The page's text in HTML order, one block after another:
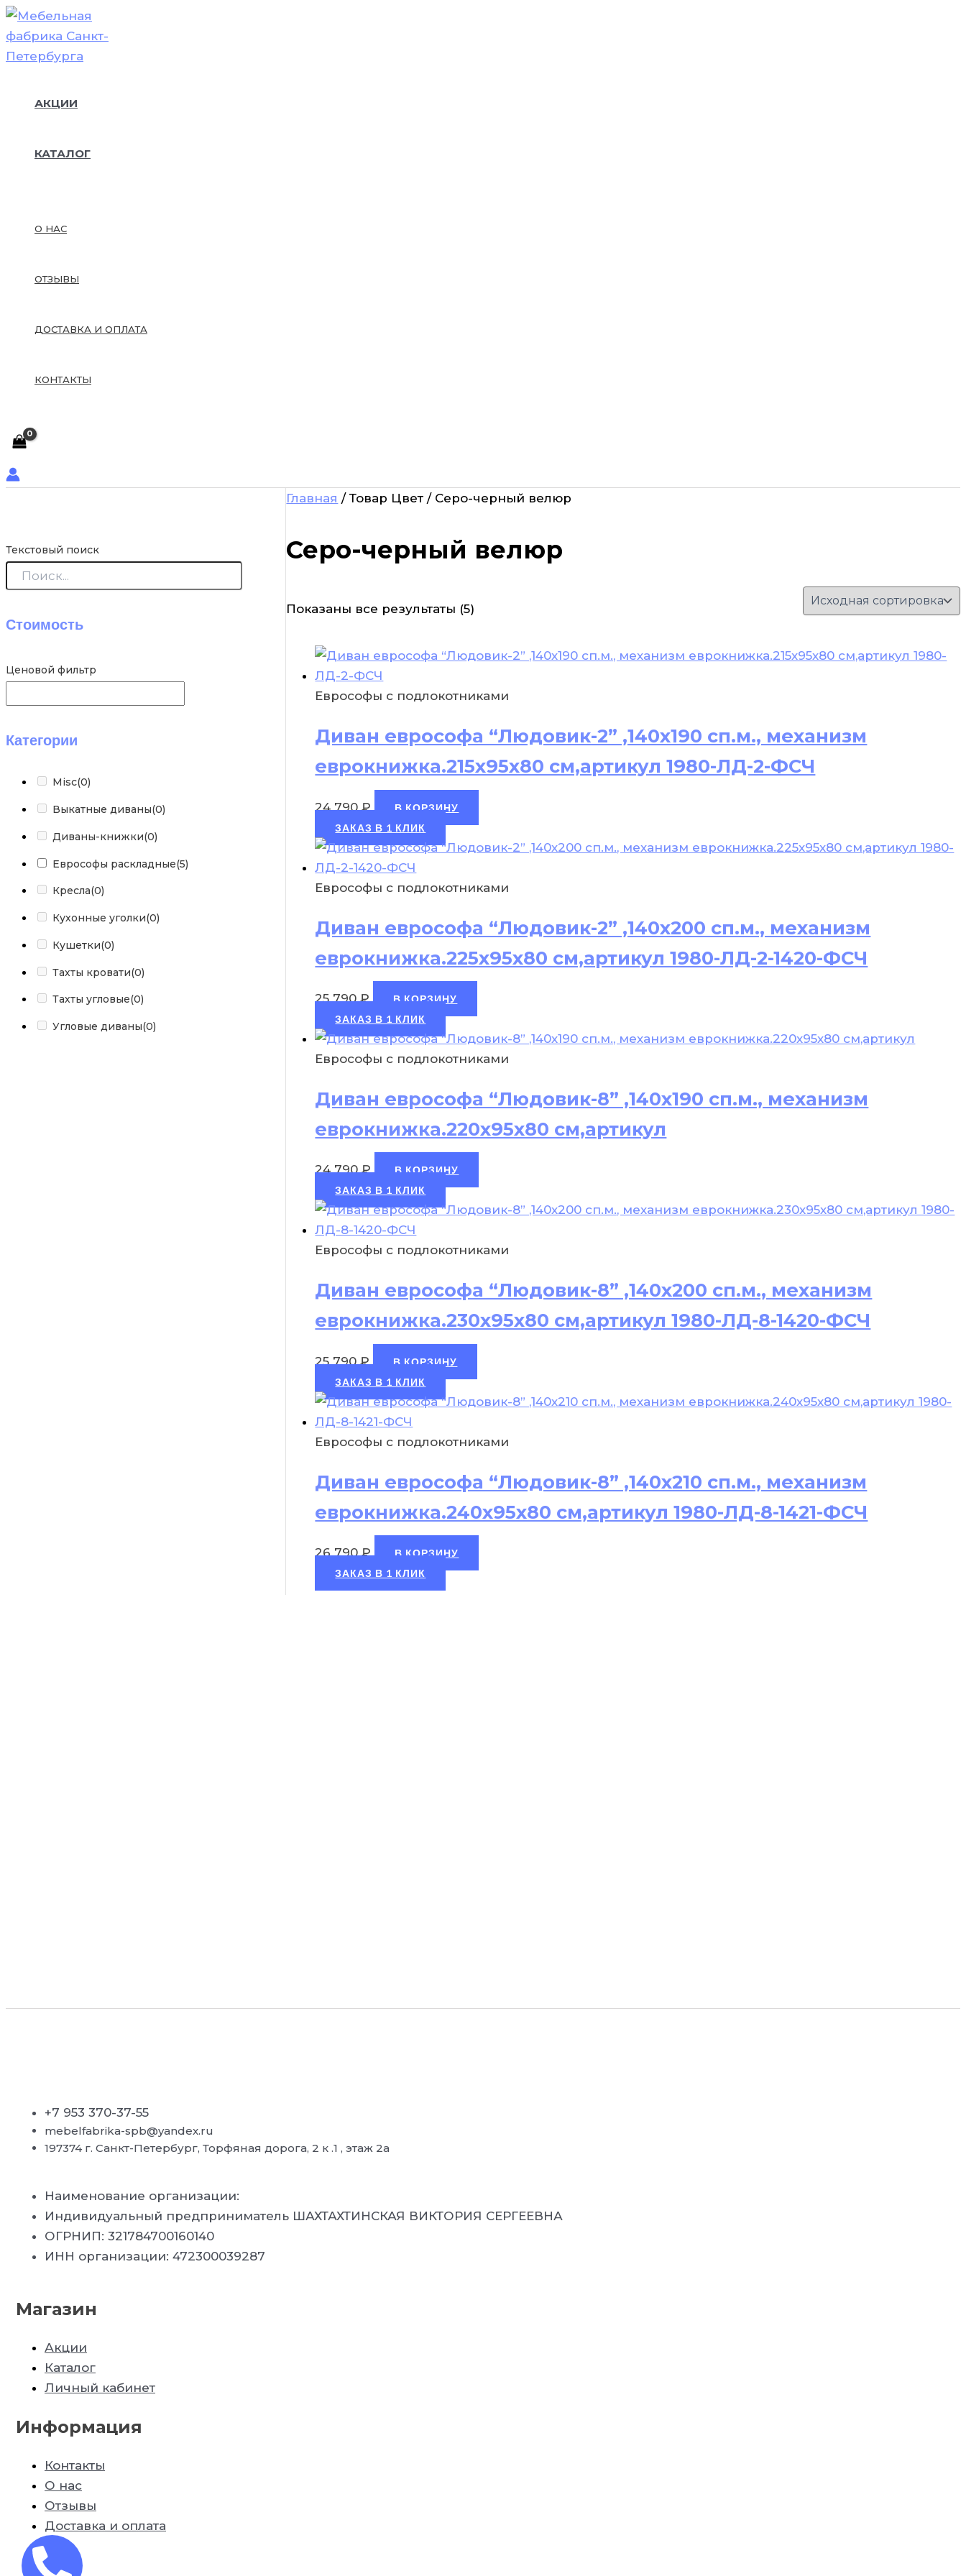
Перейти
к
содержимому
АКЦИИ
КАТАЛОГ
О НАС
ОТЗЫВЫ
ДОСТАВКА И ОПЛАТА
КОНТАКТЫ
Текстовый поиск
Стоимость
Ценовой фильтр
Категории
Misc(0)
Выкатные диваны(0)
Диваны-книжки(0)
Еврософы раскладные(5)
Кресла(0)
Кухонные уголки(0)
Кушетки(0)
Тахты кровати(0)
Тахты угловые(0)
Угловые диваны(0)
Главная / Товар Цвет / Серо-черный велюр
Серо-черный велюр
Показаны все результаты (5)
Еврософы с подлокотниками
Диван еврософа “Людовик-2” ,140х190 сп.м., механизм
еврокнижка.215х95х80 см,артикул 1980-ЛД-2-ФСЧ
24 790₽
В КОРЗИНУ
ЗАКАЗ В 1 КЛИК
Еврософы с подлокотниками
Диван еврософа “Людовик-2” ,140х200 сп.м., механизм
еврокнижка.225х95х80 см,артикул 1980-ЛД-2-1420-ФСЧ
25 790₽
В КОРЗИНУ
ЗАКАЗ В 1 КЛИК
Еврософы с подлокотниками
Диван еврософа “Людовик-8” ,140х190 сп.м., механизм
еврокнижка.220х95х80 см,артикул
24 790₽
В КОРЗИНУ
ЗАКАЗ В 1 КЛИК
Еврософы с подлокотниками
Диван еврософа “Людовик-8” ,140х200 сп.м., механизм
еврокнижка.230х95х80 см,артикул 1980-ЛД-8-1420-ФСЧ
25 790₽
В КОРЗИНУ
ЗАКАЗ В 1 КЛИК
Еврософы с подлокотниками
Диван еврософа “Людовик-8” ,140х210 сп.м., механизм
еврокнижка.240х95х80 см,артикул 1980-ЛД-8-1421-ФСЧ
26 790₽
В КОРЗИНУ
ЗАКАЗ В 1 КЛИК
+7 953 370-37-55
mebelfabrika-spb@yandex.ru
197374 г. Санкт-Петербург, Торфяная дорога, 2 к .1 , этаж 2а
Наименование организации:
Индивидуальный предприниматель ШАХТАХТИНСКАЯ ВИКТОРИЯ СЕРГЕЕВНА
ОГРНИП: 321784700160140
ИНН организации: 472300039287
Магазин
Акции
Каталог
Личный кабинет
Информация
Контакты
О нас
Отзывы
Доставка и оплата